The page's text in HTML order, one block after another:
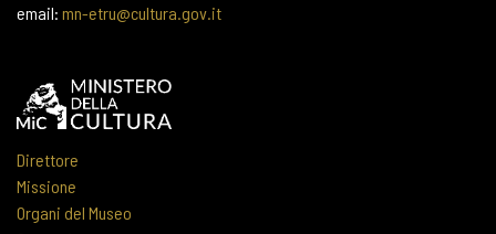
email: mn-etru@cultura.gov.it
Direttore
Missione
Organi del Museo